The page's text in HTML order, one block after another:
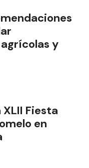
y
Fiesta
en